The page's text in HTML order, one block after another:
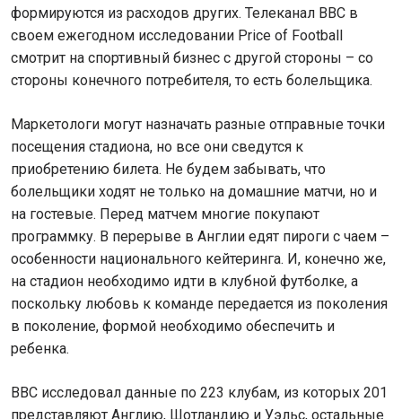
формируются из расходов других. Телеканал BBC в
своем ежегодном исследовании Price of Football
смотрит на спортивный бизнес с другой стороны – со
стороны конечного потребителя, то есть болельщика.
Маркетологи могут назначать разные отправные точки
посещения стадиона, но все они сведутся к
приобретению билета. Не будем забывать, что
болельщики ходят не только на домашние матчи, но и
на гостевые. Перед матчем многие покупают
программку. В перерыве в Англии едят пироги с чаем –
особенности национального кейтеринга. И, конечно же,
на стадион необходимо идти в клубной футболке, а
поскольку любовь к команде передается из поколения
в поколение, формой необходимо обеспечить и
ребенка.
BBC исследовал данные по 223 клубам, из которых 201
представляют Англию, Шотландию и Уэльс, остальные